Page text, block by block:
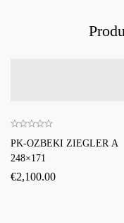
PK-OZBEKI ZIEGLER A
248×171
€2,100.00